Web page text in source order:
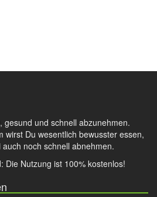
gesund und schnell abzunehmen.
wirst Du wesentlich bewusster essen,
noch schnell abnehmen.
Die Nutzung ist 100% kostenlos!